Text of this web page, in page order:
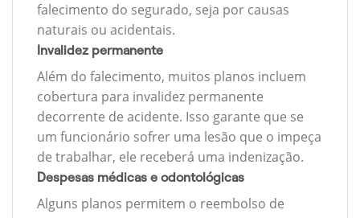
falecimento do segurado, seja por causas
naturais ou acidentais.
Invalidez permanente
Além do falecimento, muitos planos incluem
cobertura para invalidez permanente
decorrente de acidente. Isso garante que se
um funcionário sofrer uma lesão que o impeça
de trabalhar, ele receberá uma indenização.
Despesas médicas e odontológicas
Alguns planos permitem o reembolso de